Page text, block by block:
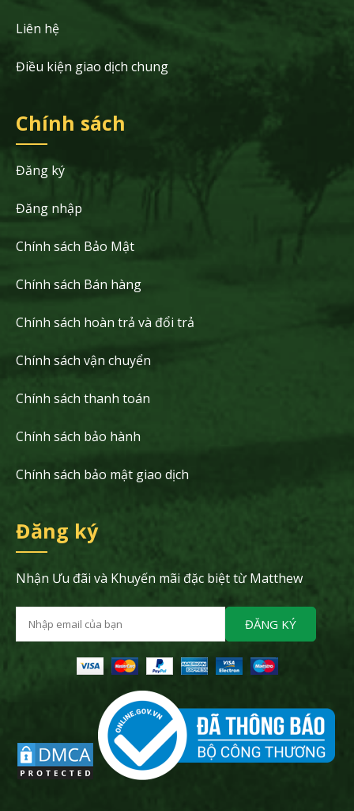
Liên hệ
Điều kiện giao dịch chung
Chính sách
Đăng ký
Đăng nhập
Chính sách Bảo Mật
Chính sách Bán hàng
Chính sách hoàn trả và đổi trả
Chính sách vận chuyển
Chính sách thanh toán
Chính sách bảo hành
Chính sách bảo mật giao dịch
Đăng ký
Nhận Ưu đãi và Khuyến mãi đặc biệt từ Matthew
ĐĂNG KÝ